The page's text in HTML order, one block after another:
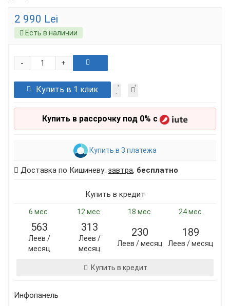
2 990 Lei
Есть в наличии
+
-
Купить в 1 клик
Купить в рассрочку под 0% с
Купить в 3 платежа
Доставка по Кишиневу: завтра, бесплатно
Купить в кредит
6 мес. 12 мес. 18 мес. 24 мес.
563
Леев /
месяц
313
Леев /
месяц
230
Леев / месяц
189
Леев / месяц
Купить в кредит
Инфопанель